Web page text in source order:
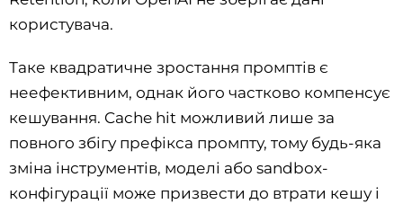
користувача.
Таке квадратичне зростання промптів є
неефективним, однак його частково компенсує
кешування. Cache hit можливий лише за
повного збігу префікса промпту, тому будь-яка
зміна інструментів, моделі або sandbox-
конфігурації може призвести до втрати кешу і